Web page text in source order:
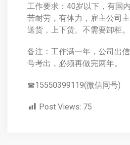
工作要求：40岁以下，有国
苦耐劳，有体力，雇主公司
送货，上下货。不需要卸柜
备注：工作满一年，公司出
号考出，必须再做完两年。
☎15550399119(微信同号)
Post Views: 75